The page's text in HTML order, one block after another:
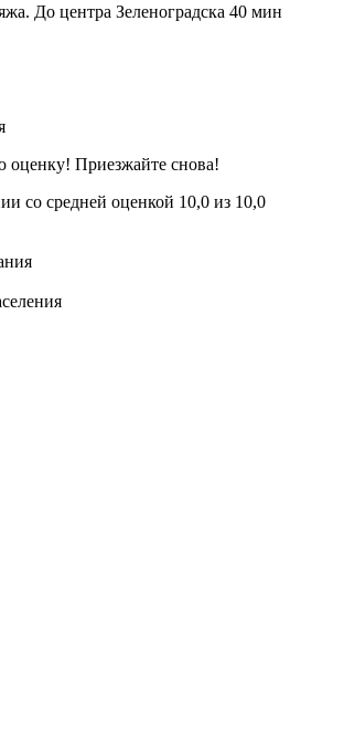
До центра Зеленоградска 40 мин
оценку! Приезжайте снова!
со средней оценкой 10,0 из 10,0